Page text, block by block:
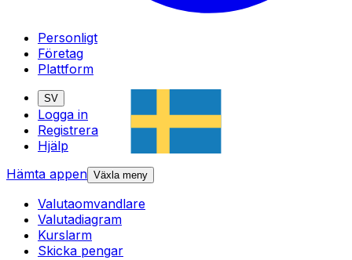
Personligt
Företag
Plattform
SV
Logga in
Registrera
Hjälp
Hämta appen Växla meny
Valutaomvandlare
Valutadiagram
Kurslarm
Skicka pengar